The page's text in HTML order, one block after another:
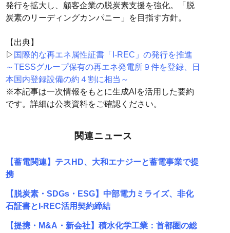
発行を拡大し、顧客企業の脱炭素支援を強化。「脱
炭素のリーディングカンパニー」を目指す方針。
【出典】
▷ 国際的な再エネ属性証書「I-REC」の発行を推進
～TESSグループ保有の再エネ発電所９件を登録、日
本国内登録設備の約４割に相当～
※本記事は一次情報をもとに生成AIを活用した要約
です。詳細は公表資料をご確認ください。
関連ニュース
【蓄電関連】テスHD、大和エナジーと蓄電事業で提
携
【脱炭素・SDGs・ESG】中部電力ミライズ、非化
石証書とI-REC活用契約締結
【提携・M&A・新会社】積水化学工業：首都圏の総